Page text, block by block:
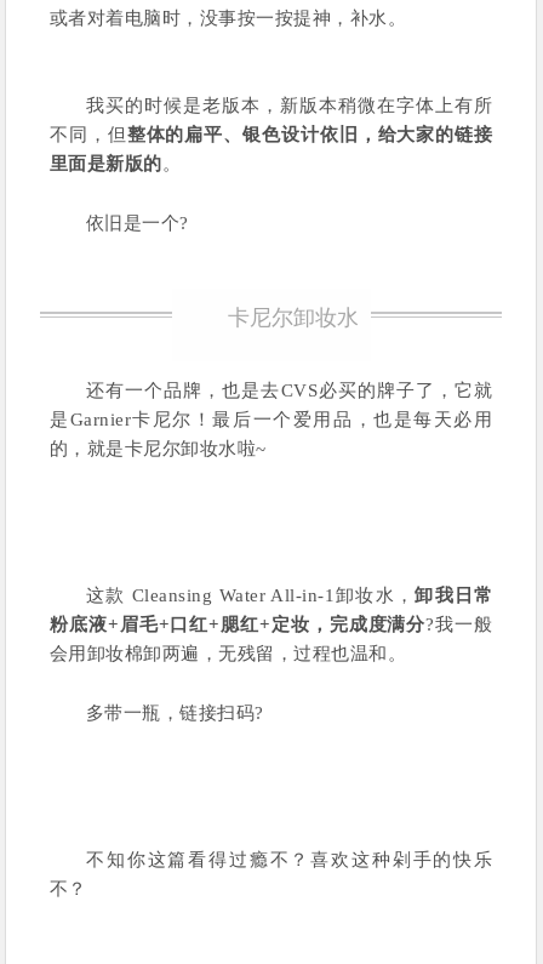
或者对着电脑时，没事按一按提神，补水。
我买的时候是老版本，新版本稍微在字体上有所
不同，但整体的扁平、银色设计依旧，给大家的链接
里面是新版的。
依旧是一个?
卡尼尔卸妆水
还有一个品牌，也是去CVS必买的牌子了，它就
是Garnier卡尼尔！最后一个爱用品，也是每天必用
的，就是卡尼尔卸妆水啦~
这款 Cleansing Water All-in-1卸妆水，卸我日常
粉底液+眉毛+口红+腮红+定妆，完成度满分?我一般
会用卸妆棉卸两遍，无残留，过程也温和。
多带一瓶，链接扫码?
不知你这篇看得过瘾不？喜欢这种剁手的快乐
不？